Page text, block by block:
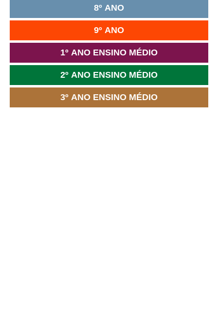
8º ANO
9º ANO
1º ANO ENSINO MÉDIO
2º ANO ENSINO MÉDIO
3º ANO ENSINO MÉDIO